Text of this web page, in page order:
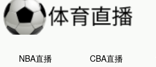
NBA直播 CBA直播